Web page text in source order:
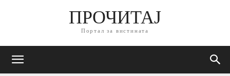
ПРОЧИТАЈ
Портал за вистината